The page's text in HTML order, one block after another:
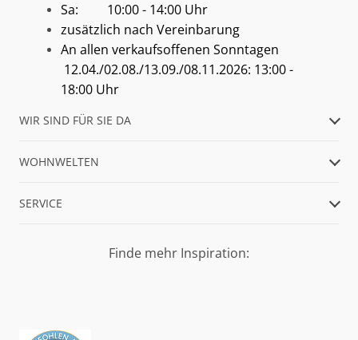
Sa: 10:00 - 14:00 Uhr
zusätzlich nach Vereinbarung
An allen verkaufsoffenen Sonntagen
12.04./02.08./13.09./08.11.2026: 13:00 -
18:00 Uhr
WIR SIND FÜR SIE DA
WOHNWELTEN
SERVICE
Finde mehr Inspiration: